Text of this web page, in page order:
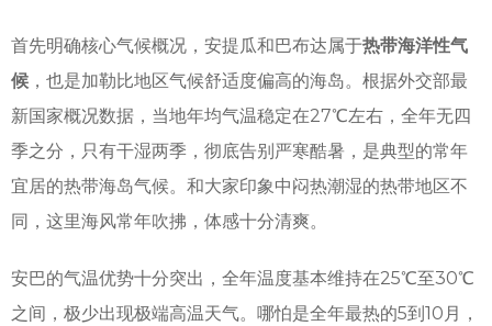
首先明确核心气候概况，安提瓜和巴布达属于热带海洋性气
候 ，也是加勒比地区气候舒适度偏高的海岛。根据外交部最
新国家概况数据，当地年均气温稳定在27℃左右，全年无四
季之分，只有干湿两季，彻底告别严寒酷暑，是典型的常年
宜居的热带海岛气候。和大家印象中闷热潮湿的热带地区不
同，这里海风常年吹拂，体感十分清爽。
安巴的气温优势十分突出，全年温度基本维持在25℃至30℃
之间，极少出现极端高温天气。哪怕是全年最热的5到10月，